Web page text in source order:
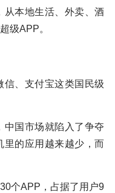
从本地生活、外卖、酒
级APP。
信、支付宝这类国民级
中国市场就陷入了争夺
里的应用越来越少，而
个APP，占据了用户9